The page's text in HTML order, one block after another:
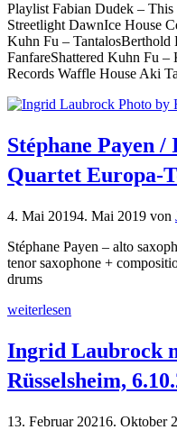
Playlist Fabian Dudek –
Streetlight DawnIce House
Kuhn Fu – TantalosBerthold
FanfareShattered Kuhn Fu
Records Waffle House Aki
Stéphane Payen
Quartet Europa-
4. Mai 20194. Mai 2019 von
Stéphane Payen – alto
tenor saxophone +
drums
weiterlesen
Ingrid Laubrock
Rüsselsheim,
13. Februar 20216. Oktober